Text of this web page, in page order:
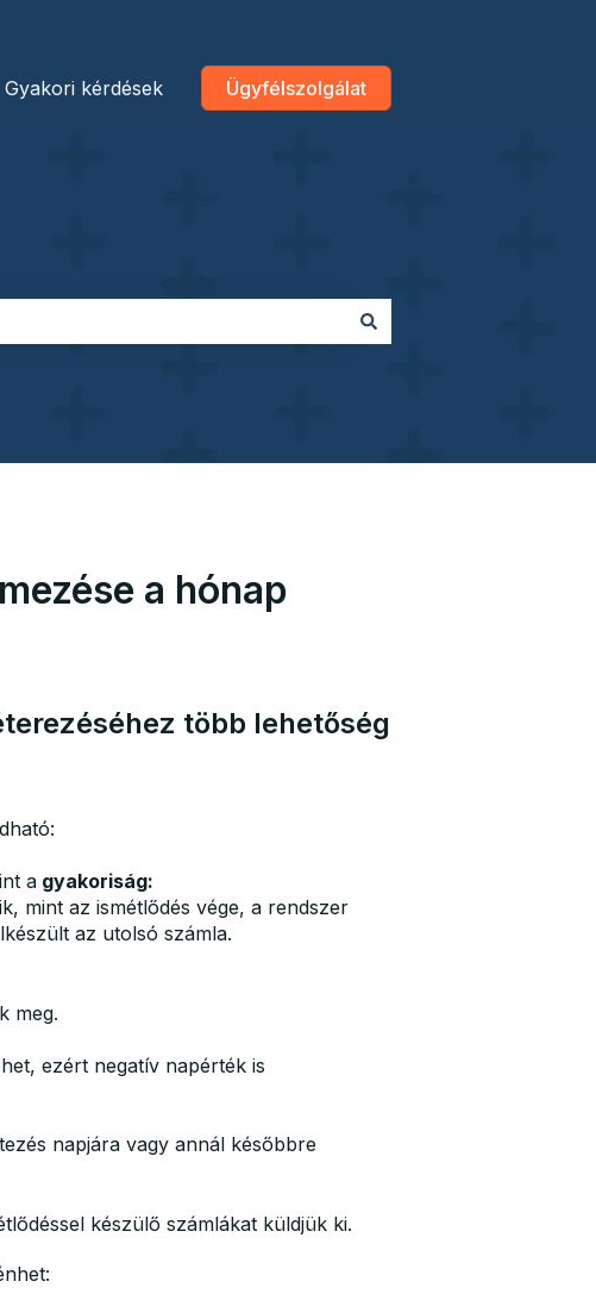
Gyakori kérdések Ügyfélszolgálat
a hónap
több lehetőség
agyakoriság:
mint az ismétlődés vége, a rendszer
az utolsó számla.
meg.
ezért negatív napérték is
napjára vagy annál későbbre
készülő számlákat küldjük ki.